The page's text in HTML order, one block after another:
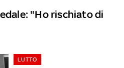
"Ho rischiato di
LUTTO